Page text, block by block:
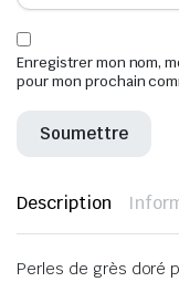
Enregistrer mon nom,
pour mon prochain
Description
Perles de grès doré